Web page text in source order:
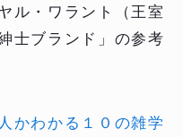
ル・ワラント（王室
士ブランド」の参考
かわかる１０の雑学